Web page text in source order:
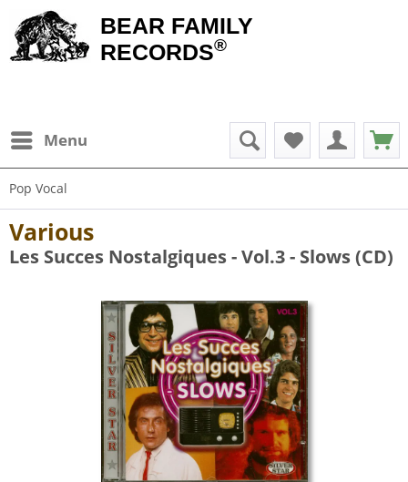
BEAR FAMILY
RECORDS®
Menu
Pop Vocal
Various
Les Succes Nostalgiques - Vol.3 - Slows (CD)